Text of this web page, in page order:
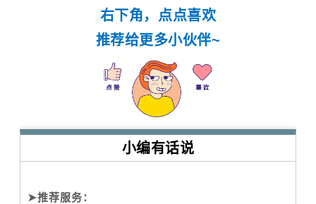
右下角，点点喜欢
推荐给更多小伙伴~
小编有话说
➤推荐服务：